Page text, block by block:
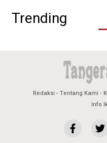
Trending
Redaksi Tentang Kami
Info